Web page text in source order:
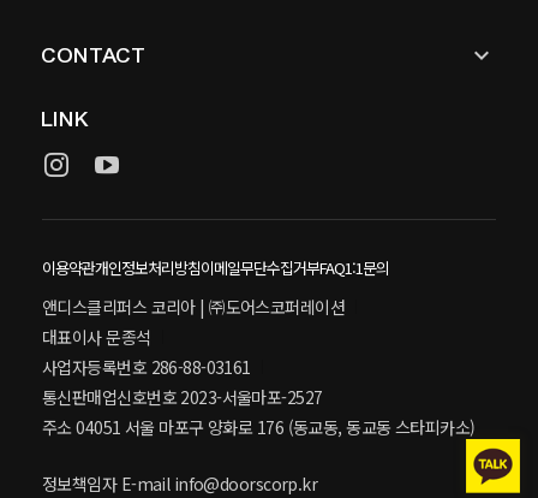
CONTACT keyboard_arrow_down
LINK
이용약관개인정보처리방침이메일무단수집거부FAQ1:1문의
앤디스클리퍼스 코리아 | ㈜도어스코퍼레이션
대표이사 문종석
사업자등록번호 286-88-03161
통신판매업신호번호 2023-서울마포-2527
주소 04051 서울 마포구 양화로 176 (동교동, 동교동 스타피카소)
정보책임자 E-mail info@doorscorp.kr